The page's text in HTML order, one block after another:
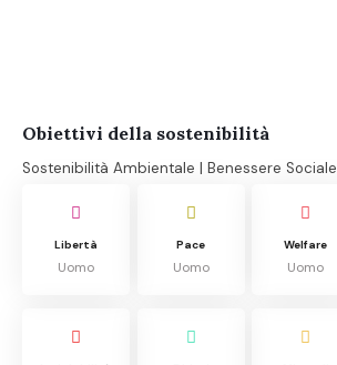
Obiettivi della sostenibilità
Sostenibilità Ambientale | Benessere Sociale
Libertà
Uomo
Pace
Uomo
Welfare
Uomo